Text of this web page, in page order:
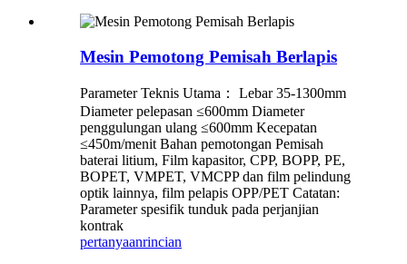
Mesin Pemotong Pemisah Berlapis
Parameter Teknis Utama： Lebar 35-1300mm
Diameter pelepasan ≤600mm Diameter
penggulungan ulang ≤600mm Kecepatan
≤450m/menit Bahan pemotongan Pemisah
baterai litium, Film kapasitor, CPP, BOPP, PE,
BOPET, VMPET, VMCPP dan film pelindung
optik lainnya, film pelapis OPP/PET Catatan:
Parameter spesifik tunduk pada perjanjian
kontrak
pertanyaanrincian